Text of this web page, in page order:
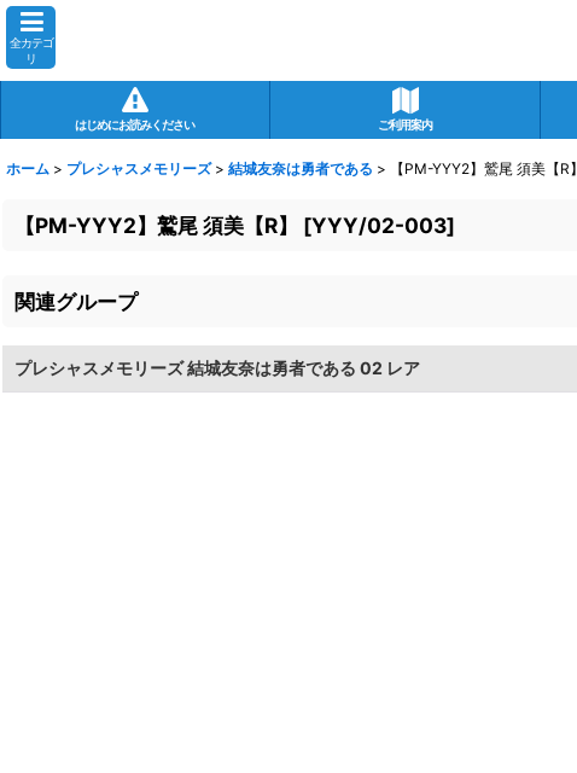
全カテゴ
リ
はじめにお読みください ご利用案内
ホーム > プレシャスメモリーズ > 結城友奈は勇者である > 【PM-YYY2】鷲尾 須美【R】
【PM-YYY2】鷲尾 須美【R】 [YYY/02-003]
関連グループ
プレシャスメモリーズ 結城友奈は勇者である 02 レア